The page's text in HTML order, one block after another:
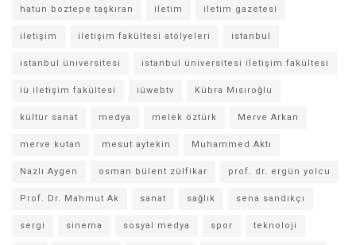
hatun boztepe taşkıran iletim iletim gazetesi
iletişim iletişim fakültesi atölyeleri istanbul
istanbul üniversitesi istanbul üniversitesi iletişim fakültesi
iü iletişim fakültesi iüwebtv Kübra Mısıroğlu
kültür sanat medya melek öztürk Merve Arkan
merve kutan mesut aytekin Muhammed Aktı
Nazlı Aygen osman bülent zülfikar prof. dr. ergün yolcu
Prof. Dr. Mahmut Ak sanat sağlık sena sandıkçı
sergi sinema sosyal medya spor teknoloji